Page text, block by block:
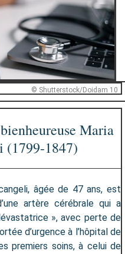
© Shutterstock/Doidam 10
Maria
(1799-1847)
âgée de 47 ans, est
artère cérébrale qui a
», avec perte de
d’urgence à l’hôpital de
premiers soins, à celui de